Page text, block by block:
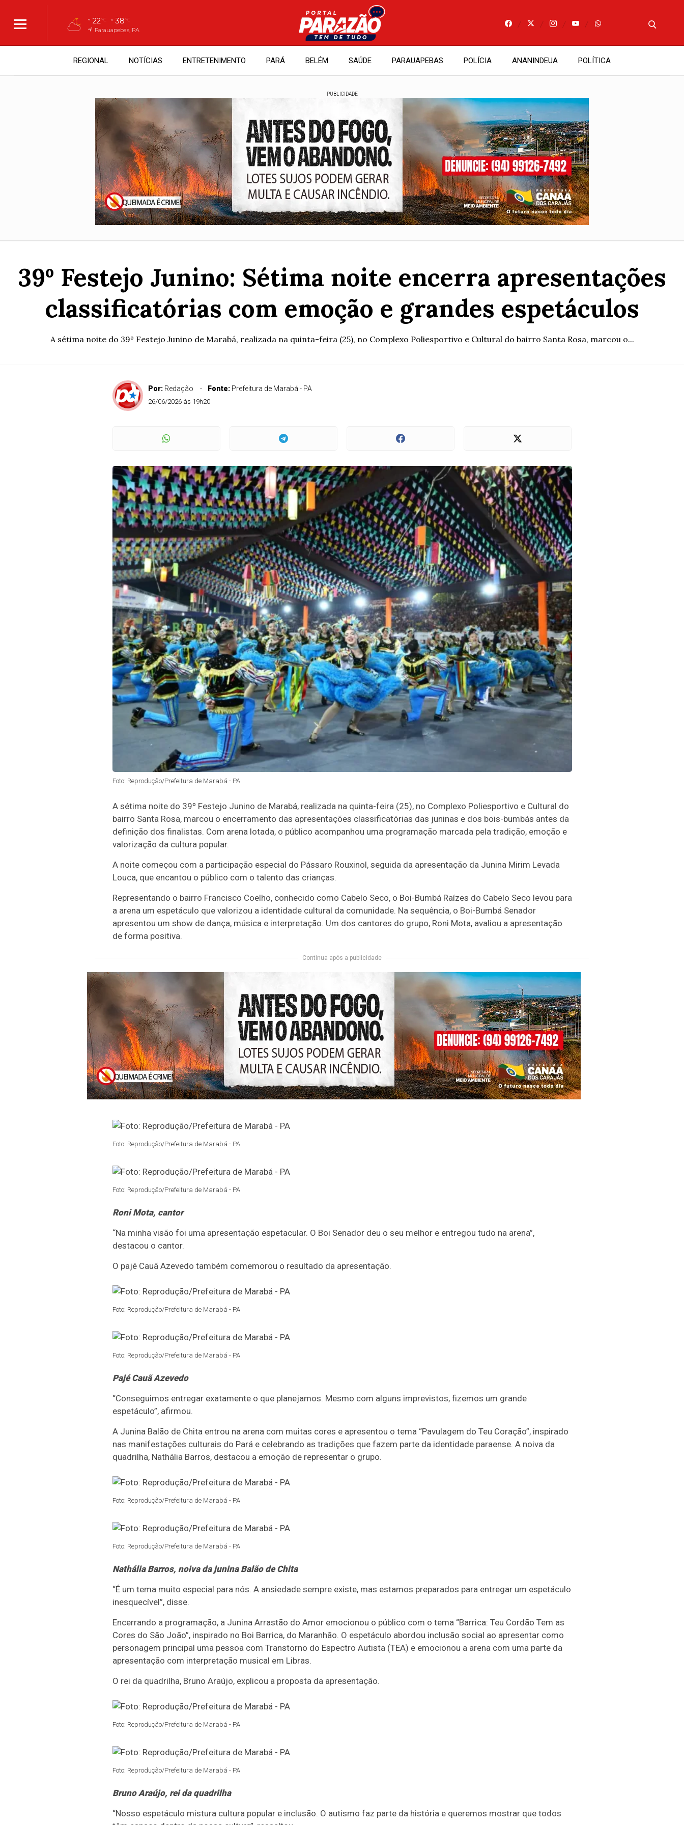
22°C 38°C
Parauapebas, PA
REGIONAL NOTÍCIAS ENTRETENIMENTO PARÁ BELÉM SAÚDE PARAUAPEBAS POLÍCIA ANANINDEUA POLÍTICA
PUBLICIDADE
39º Festejo Junino: Sétima noite encerra apresentações
classificatórias com emoção e grandes espetáculos
A sétima noite do 39º Festejo Junino de Marabá, realizada na quinta-feira (25), no Complexo Poliesportivo e Cultural do bairro Santa Rosa, marcou o...
Por: Redação Fonte: Prefeitura de Marabá - PA
26/06/2026 às 19h20
Foto: Reprodução/Prefeitura de Marabá - PA
A sétima noite do 39º Festejo Junino de Marabá, realizada na quinta-feira (25), no Complexo Poliesportivo e Cultural do
bairro Santa Rosa, marcou o encerramento das apresentações classificatórias das juninas e dos bois-bumbás antes da
definição dos finalistas. Com arena lotada, o público acompanhou uma programação marcada pela tradição, emoção e
valorização da cultura popular.
A noite começou com a participação especial do Pássaro Rouxinol, seguida da apresentação da Junina Mirim Levada
Louca, que encantou o público com o talento das crianças.
Representando o bairro Francisco Coelho, conhecido como Cabelo Seco, o Boi-Bumbá Raízes do Cabelo Seco levou para
a arena um espetáculo que valorizou a identidade cultural da comunidade. Na sequência, o Boi-Bumbá Senador
apresentou um show de dança, música e interpretação. Um dos cantores do grupo, Roni Mota, avaliou a apresentação
de forma positiva.
Continua após a publicidade
Foto: Reprodução/Prefeitura de Marabá - PA
Foto: Reprodução/Prefeitura de Marabá - PA
Roni Mota, cantor
“Na minha visão foi uma apresentação espetacular. O Boi Senador deu o seu melhor e entregou tudo na arena”,
destacou o cantor.
O pajé Cauã Azevedo também comemorou o resultado da apresentação.
Foto: Reprodução/Prefeitura de Marabá - PA
Foto: Reprodução/Prefeitura de Marabá - PA
Pajé Cauã Azevedo
“Conseguimos entregar exatamente o que planejamos. Mesmo com alguns imprevistos, fizemos um grande
espetáculo”, afirmou.
A Junina Balão de Chita entrou na arena com muitas cores e apresentou o tema “Pavulagem do Teu Coração”, inspirado
nas manifestações culturais do Pará e celebrando as tradições que fazem parte da identidade paraense. A noiva da
quadrilha, Nathália Barros, destacou a emoção de representar o grupo.
Foto: Reprodução/Prefeitura de Marabá - PA
Foto: Reprodução/Prefeitura de Marabá - PA
Nathália Barros, noiva da junina Balão de Chita
“É um tema muito especial para nós. A ansiedade sempre existe, mas estamos preparados para entregar um espetáculo
inesquecível”, disse.
Encerrando a programação, a Junina Arrastão do Amor emocionou o público com o tema “Barrica: Teu Cordão Tem as
Cores do São João”, inspirado no Boi Barrica, do Maranhão. O espetáculo abordou inclusão social ao apresentar como
personagem principal uma pessoa com Transtorno do Espectro Autista (TEA) e emocionou a arena com uma parte da
apresentação com interpretação musical em Libras.
O rei da quadrilha, Bruno Araújo, explicou a proposta da apresentação.
Foto: Reprodução/Prefeitura de Marabá - PA
Foto: Reprodução/Prefeitura de Marabá - PA
Bruno Araújo, rei da quadrilha
“Nosso espetáculo mistura cultura popular e inclusão. O autismo faz parte da história e queremos mostrar que todos